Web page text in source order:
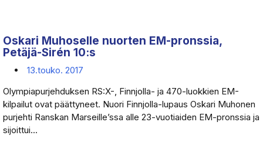
Oskari Muhoselle nuorten EM-pronssia,
Petäjä-Sirén 10:s
13.touko. 2017
Olympiapurjehduksen RS:X-, Finnjolla- ja 470-luokkien EM-
kilpailut ovat päättyneet. Nuori Finnjolla-lupaus Oskari Muhonen
purjehti Ranskan Marseille’ssa alle 23-vuotiaiden EM-pronssia ja
sijoittui...